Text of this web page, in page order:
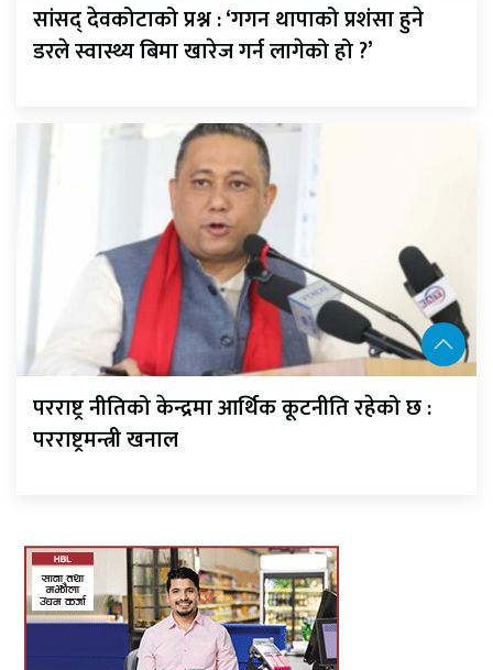
सांसद् देवकोटाको प्रश्न : ‘गगन थापाको प्रशंसा हुने
डरले स्वास्थ्य बिमा खारेज गर्न लागेको हो ?’
परराष्ट्र नीतिको केन्द्रमा आर्थिक कूटनीति रहेको छ :
परराष्ट्रमन्त्री खनाल